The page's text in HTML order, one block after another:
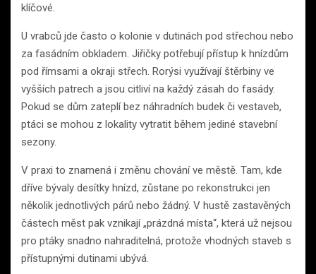
klíčové.
U vrabců jde často o kolonie v dutinách pod střechou nebo
za fasádním obkladem. Jiřičky potřebují přístup k hnízdům
pod římsami a okraji střech. Rorýsi využívají štěrbiny ve
vyšších patrech a jsou citliví na každý zásah do fasády.
Pokud se dům zateplí bez náhradních budek či vestaveb,
ptáci se mohou z lokality vytratit během jediné stavební
sezony.
V praxi to znamená i změnu chování ve městě. Tam, kde
dříve bývaly desítky hnízd, zůstane po rekonstrukci jen
několik jednotlivých párů nebo žádný. V hustě zastavěných
částech měst pak vznikají „prázdná místa“, která už nejsou
pro ptáky snadno nahraditelná, protože vhodných staveb s
přístupnými dutinami ubývá.